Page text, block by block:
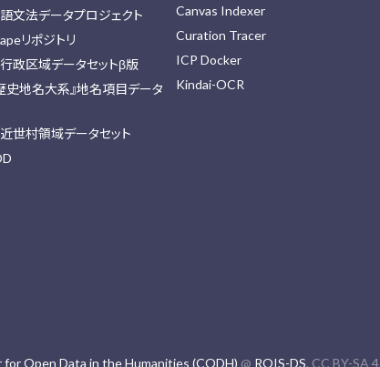
文法データプロジェクト
リポジトリ
政区域データセットβ版
史地名大系』地名項目データ
世村領域データセット
Canvas Indexer
Curation Tracer
ICP Docker
Kindai-OCR
Open Data in the Humanities (CODH) @ ROIS-DS. CC BY-SA